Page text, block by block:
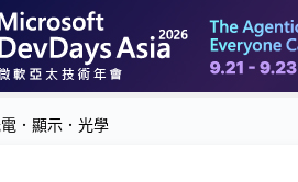
．顯示．光學